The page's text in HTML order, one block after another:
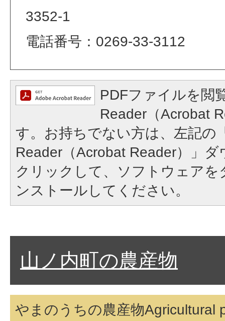
3352-1
電話番号：0269-33-3112
PDFファイルを閲
Reader（Acrobat
す。お持ちでない方は、左記の
Reader（Acrobat Reader）」
クリックして、ソフトウェア
ンストールしてください。
山ノ内町の農産物
やまのうちの農産物Agricultural